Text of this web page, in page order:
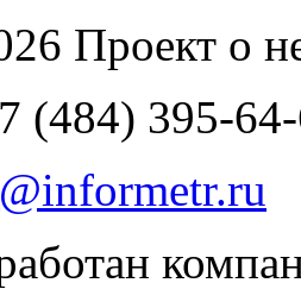
Проект о
(484) 395-